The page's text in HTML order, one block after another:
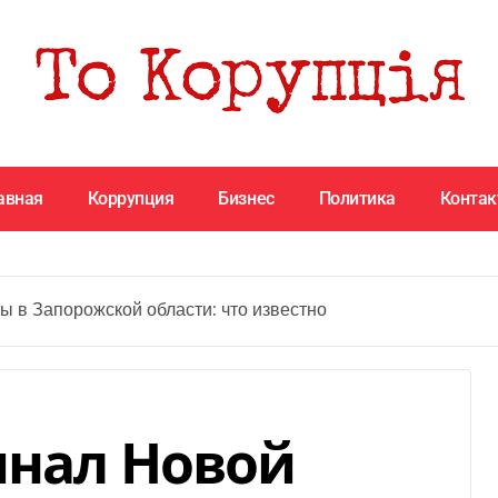
Коррупция Бизнес Политика
в Запорожской области: что известно
Новой